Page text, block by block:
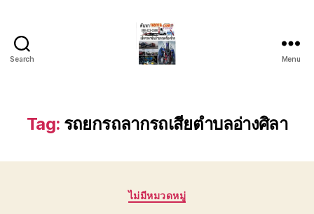
Search
ลาก
รถ
ชลบุรี
ชั่วโมง
Menu
Tag: รถยกรถลากรถเสียตำบลอ่างศิลา
Categories
ไม่มีหมวดหมู่